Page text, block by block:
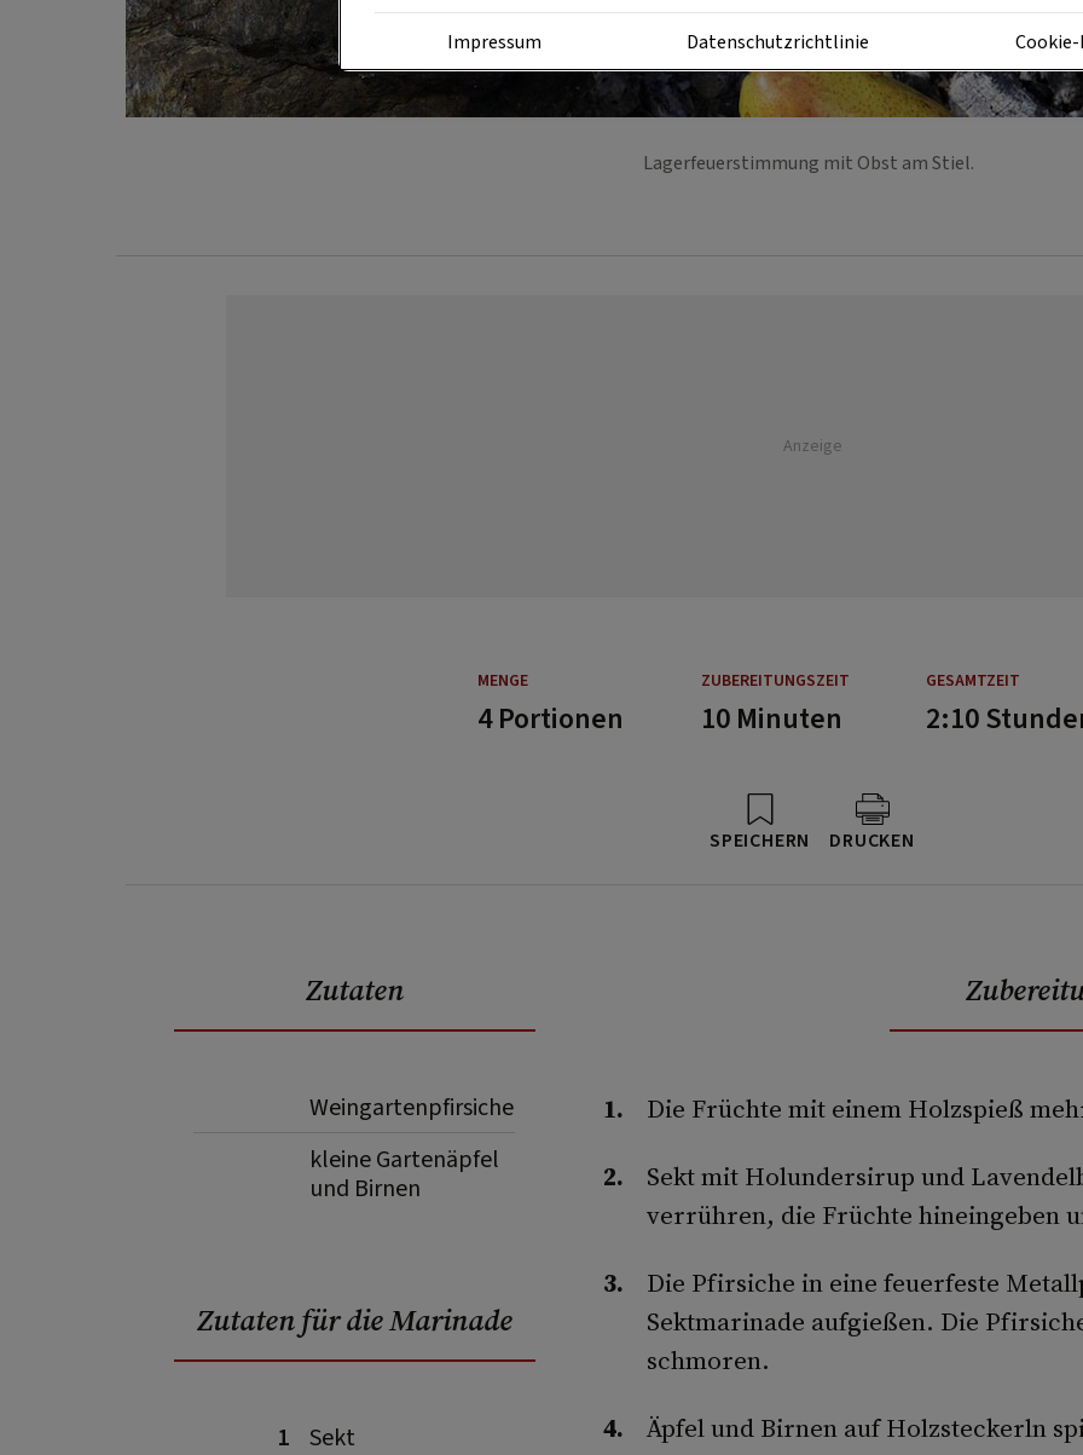
Lagerfeuerstimmung mit Obst am Stiel.
Anzeige
MENGE ZUBEREITUNGSZEIT GESAMTZEIT
4 Portionen 10 Minuten 2:10
SPEICHERN DRUCKEN
Zutaten
Weingartenpfirsiche
kleine Gartenäpfel
und Birnen
Zutaten für die Marinade
1
Sekt
Die Früchte mit einem Holzspieß
Sekt mit Holundersirup und
verrühren, die Früchte hineingeben
Die Pfirsiche in eine feuerfeste
Sektmarinade aufgießen. Die
schmoren.
Äpfel und Birnen auf Holzsteckerln
Impressum Datenschutzrichtlinie